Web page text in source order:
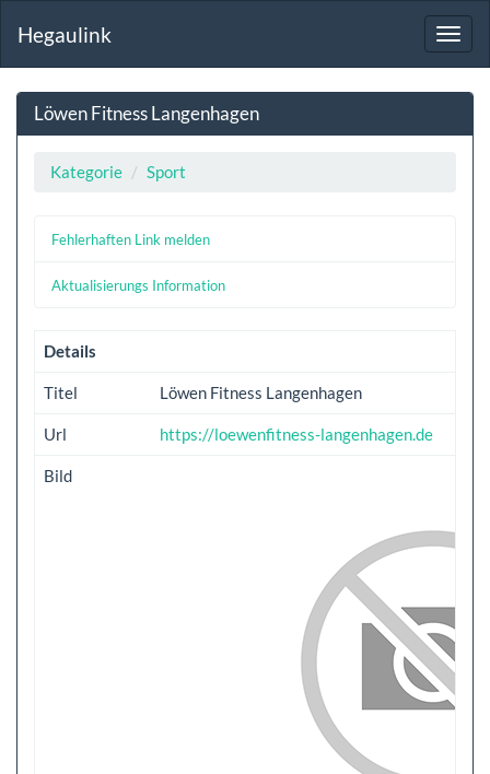
Hegaulink
Löwen Fitness Langenhagen
Kategorie Sport
Fehlerhaften Link melden
Aktualisierungs Information
Details
Titel Löwen Fitness Langenhagen
Url https://loewenfitness-langenhagen.de
Bild